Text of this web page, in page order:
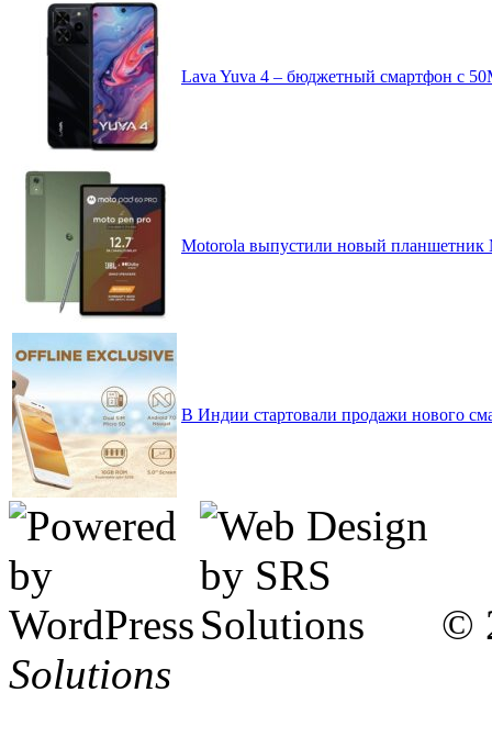
Lava Yuva 4 – бюджетный смартфон с
Motorola выпустили новый планшетник
В Индии стартовали продажи нового
©
Solutions